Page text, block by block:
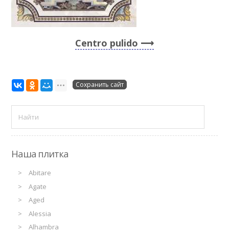
Centro pulido
Сохранить сайт
Наша плитка
Abitare
Agate
Aged
Alessia
Alhambra